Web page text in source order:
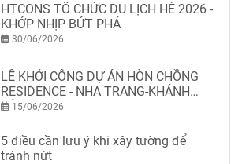
HTCONS TỔ CHỨC DU LỊCH HÈ 2026 -
KHỚP NHỊP BỨT PHÁ
30/06/2026
LỄ KHỞI CÔNG DỰ ÁN HÒN CHỒNG
RESIDENCE - NHA TRANG-KHÁNH
HÒA15/06/2026
5 điều cần lưu ý khi xây tường để
tránh nứt